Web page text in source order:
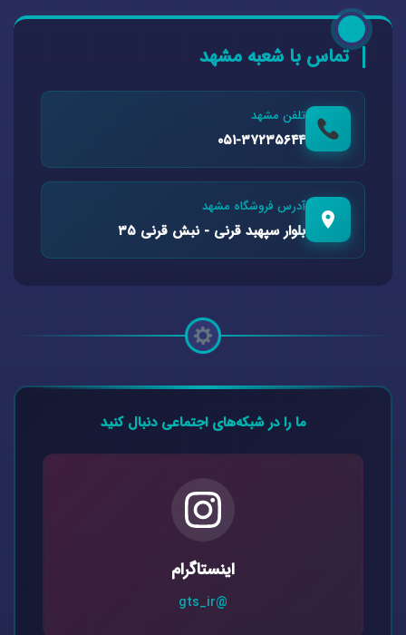
تماس با شعبه مشهد
تلفن مشهد
۰۵۱-۳۷۲۳۵۶۴۴
آدرس فروشگاه مشهد
بلوار سپهبد قرنی - نبش قرنی ۳۵
ما را در شبکه‌های اجتماعی دنبال کنید
اینستاگرام
@gts_ir